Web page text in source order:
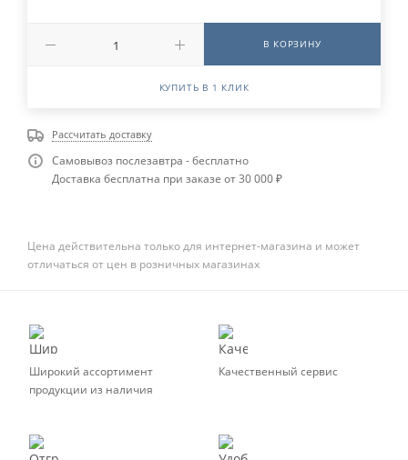
В КОРЗИНУ
КУПИТЬ В 1 КЛИК
Рассчитать доставку
Самовывоз послезавтра - бесплатно
Доставка бесплатна при заказе от 30 000 ₽
Цена действительна только для интернет-магазина и может
отличаться от цен в розничных магазинах
Широкий ассортимент
продукции из наличия
Качественный сервис